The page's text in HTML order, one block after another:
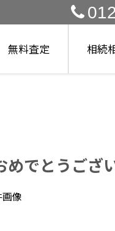
無料査定 相続
でとうござ